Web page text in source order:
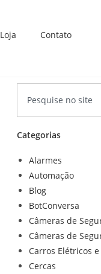
Loja Contato
Categorias
Alarmes
Automação
Blog
BotConversa
Câmeras de
Câmeras de
Carros Elétricos
Cercas